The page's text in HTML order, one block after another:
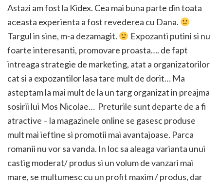
Astazi am fost la Kidex. Cea mai buna parte din toata
aceasta experienta a fost revederea cu Dana.
Targul in sine, m-a dezamagit.
Expozanti putini si nu
foarte interesanti, promovare proasta…. de fapt
intreaga strategie de marketing, atat a organizatorilor
cat si a expozantilor lasa tare mult de dorit… Ma
asteptam la mai mult de la un targ organizat in preajma
sosirii lui Mos Nicolae… Preturile sunt departe de a fi
atractive – la magazinele online se gasesc produse
mult mai ieftine si promotii mai avantajoase. Parca
romanii nu vor sa vanda. In loc sa aleaga varianta unui
castig moderat/ produs si un volum de vanzari mai
mare, se multumesc cu un profit maxim / produs, dar